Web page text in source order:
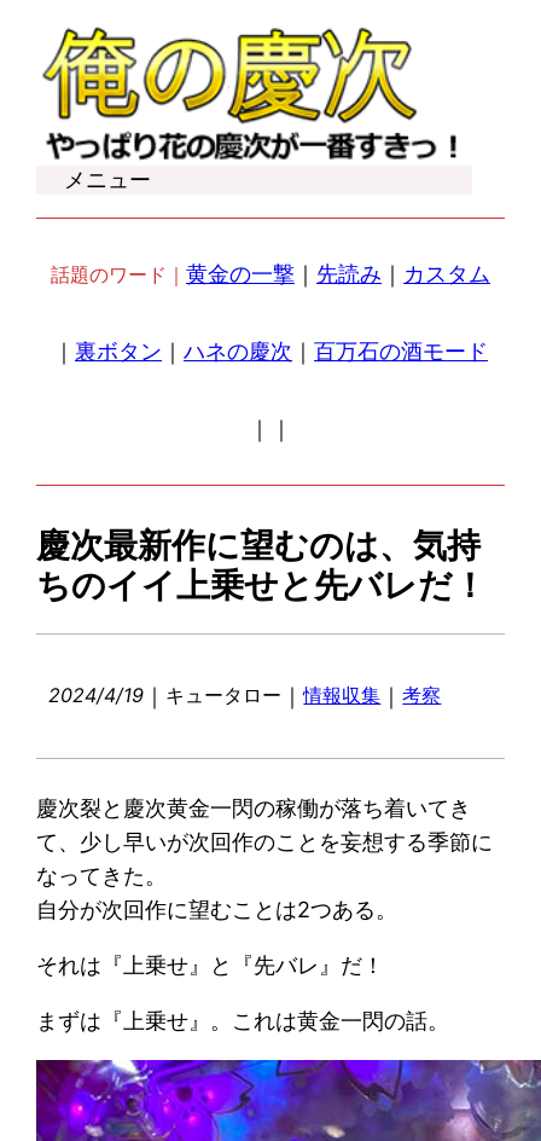
メニュー
話題のワード｜ 黄金の一撃 ｜ 先読み ｜ カスタム
｜ 裏ボタン ｜ ハネの慶次 ｜ 百万石の酒モード
｜ ｜
慶次最新作に望むのは、気持
ちのイイ上乗せと先バレだ！
2024/4/19 ｜ キュータロー ｜情報収集 ｜考察
慶次裂と慶次黄金一閃の稼働が落ち着いてき
て、少し早いが次回作のことを妄想する季節に
なってきた。
自分が次回作に望むことは2つある。
それは『上乗せ』と『先バレ』だ！
まずは『上乗せ』。これは黄金一閃の話。